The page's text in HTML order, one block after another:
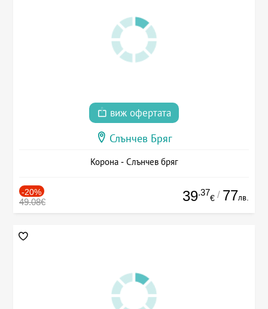
виж офертата
Слънчев Бряг
Корона - Слънчев бряг
-20%
49.08€ 39.37
€ / 77лв.